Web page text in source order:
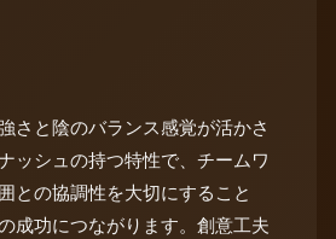
さと陰のバランス感覚が活かさ
ッシュの持つ特性で、チームワ
との協調性を大切にすること
成功につながります。創意工夫